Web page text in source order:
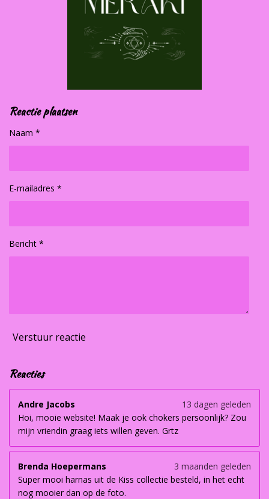
Reactie plaatsen
Naam *
E-mailadres *
Bericht *
Verstuur reactie
Reacties
Andre Jacobs
13 dagen geleden
Hoi, mooie website! Maak je ook chokers persoonlijk? Zou
mijn vriendin graag iets willen geven. Grtz
Brenda Hoepermans
3 maanden geleden
Super mooi harnas uit de Kiss collectie besteld, in het echt
nog mooier dan op de foto.